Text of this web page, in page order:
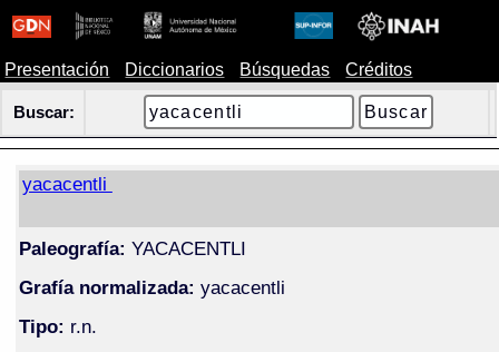
Presentación Diccionarios Búsquedas Créditos
Buscar:
yacacentli
Paleografía: YACACENTLI
Grafía normalizada: yacacentli
Tipo: r.n.